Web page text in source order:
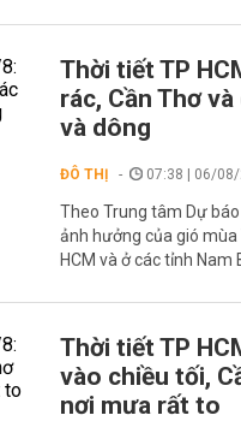
Thời tiết TP
rác, Cần Thơ
và dông
ĐÔ THỊ 07:38 | 06/
Theo Trung tâm Dự
ảnh hưởng của gió
HCM và ở các tỉnh Nam
Thời tiết TP
vào chiều tối,
nơi mưa rất to